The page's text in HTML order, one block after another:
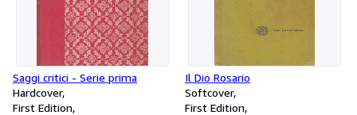
Saggi critici - Serie prima
Hardcover
First Edition
Il Dio Rosario
Softcover
First Edition